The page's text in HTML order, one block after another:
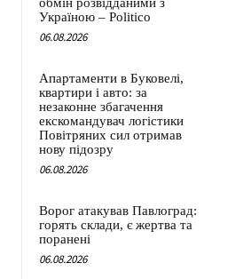
Україною – Politico
06.08.2026
Апартаменти в Буковелі,
квартири і авто: за
незаконне збагачення
екскомандувач логістики
Повітряних сил отримав
нову підозру
06.08.2026
Ворог атакував Павлоград:
горять склади, є жертва та
поранені
06.08.2026